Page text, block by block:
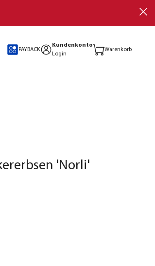
PAYBACK
Kundenkonto
Login
Warenkorb
'Norli'